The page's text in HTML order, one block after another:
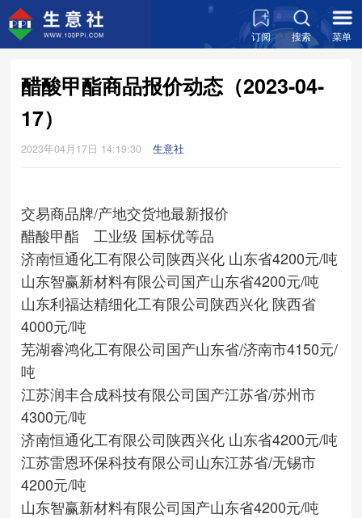
订阅 搜索 菜单
醋酸甲酯商品报价动态（2023-04-
17）
2023年04月17日 14:19:30 生意社
交易商品牌/产地交货地最新报价
醋酸甲酯 工业级 国标优等品
济南恒通化工有限公司陕西兴化 山东省4200元/吨
山东智赢新材料有限公司国产山东省4200元/吨
山东利福达精细化工有限公司陕西兴化 陕西省
4000元/吨
芜湖睿鸿化工有限公司国产山东省/济南市4150元/
吨
江苏润丰合成科技有限公司国产江苏省/苏州市
4300元/吨
济南恒通化工有限公司陕西兴化 山东省4200元/吨
江苏雷恩环保科技有限公司山东江苏省/无锡市
4200元/吨
山东智赢新材料有限公司国产山东省4200元/吨